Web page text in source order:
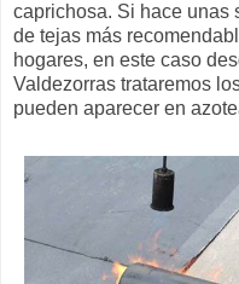
caprichosa. Si hace unas
de tejas más
hogares, en este caso
Valdezorras trataremos
pueden aparecer en